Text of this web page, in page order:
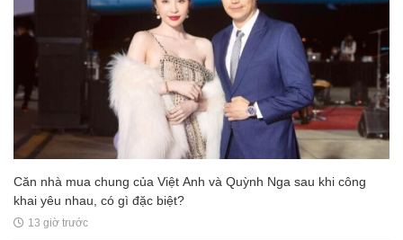
Căn nhà mua chung của Việt Anh và Quỳnh Nga sau khi công
khai yêu nhau, có gì đặc biệt?
13 giờ trước